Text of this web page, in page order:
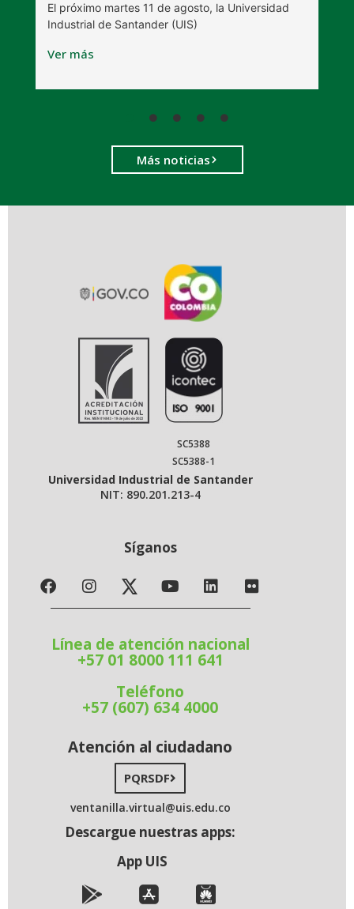
El próximo martes 11 de agosto, la Universidad
Industrial de Santander (UIS)
Ver más
Más noticias